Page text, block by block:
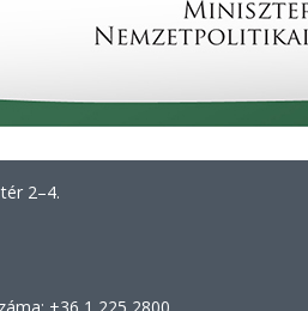
2–4.
+36 1 225 2800